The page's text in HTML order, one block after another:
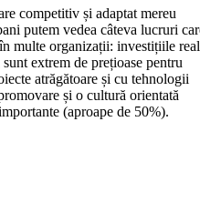
competitiv și adaptat mereu
putem vedea câteva lucruri
multe organizații: investițiile
extrem de prețioase pentru
atrăgătoare și cu tehnologii
și o cultură orientată
(aproape de 50%).